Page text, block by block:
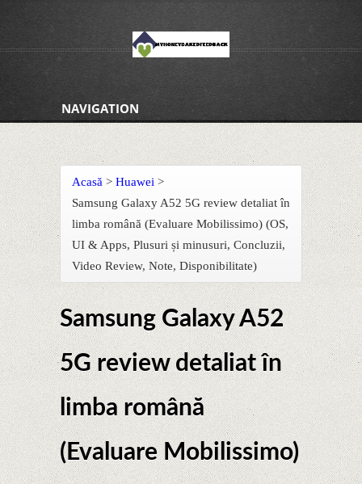
NAVIGATION
Acasă > Huawei >
Samsung Galaxy A52 5G review detaliat în
limba română (Evaluare Mobilissimo) (OS,
UI & Apps, Plusuri și minusuri, Concluzii,
Video Review, Note, Disponibilitate)
Samsung Galaxy A52
5G review detaliat în
limba română
(Evaluare Mobilissimo)